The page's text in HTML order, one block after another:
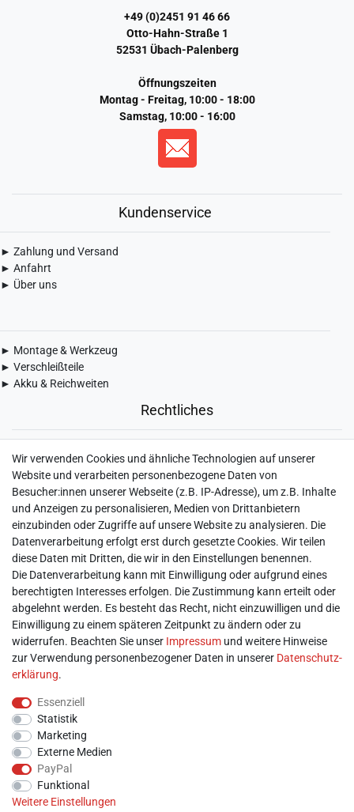
+49 (0)2451 91 46 66
Otto-Hahn-Straße 1
52531 Übach-Palenberg
Öffnungszeiten
Montag - Freitag, 10:00 - 18:00
Samstag, 10:00 - 16:00
Kundenservice
► Zahlung und Versand
► Anfahrt
► Über uns
► Montage & Werkzeug
► Verschleißteile
► Akku & Reichweiten
Rechtliches
► Impressum
► Daten­schutz­erklärung
► AGB & Kundeninformation
► Barrierefreiheitserklärung
► Batterieentsorgung
► Kontakt
Mein Konto
► Registrieren
► Login
► Warenkorb
► Zur Kasse
Wir verwenden Cookies und ähnliche Technologien auf unserer
Website und verarbeiten personenbezogene Daten von
Besucher:innen unserer Webseite (z.B. IP-Adresse), um z.B. Inhalte
und Anzeigen zu personalisieren, Medien von Drittanbietern
einzubinden oder Zugriffe auf unsere Website zu analysieren. Die
Datenverarbeitung erfolgt erst durch gesetzte Cookies. Wir teilen
diese Daten mit Dritten, die wir in den Einstellungen benennen.
Die Datenverarbeitung kann mit Einwilligung oder aufgrund eines
berechtigten Interesses erfolgen. Die Zustimmung kann erteilt oder
abgelehnt werden. Es besteht das Recht, nicht einzuwilligen und die
Einwilligung zu einem späteren Zeitpunkt zu ändern oder zu
widerrufen. Beachten Sie unser Impressum und weitere Hinweise
zur Verwendung personenbezogener Daten in unserer Daten­schutz­
erklärung.
Essenziell
Statistik
Marketing
Externe Medien
PayPal
Funktional
Weitere Einstellungen